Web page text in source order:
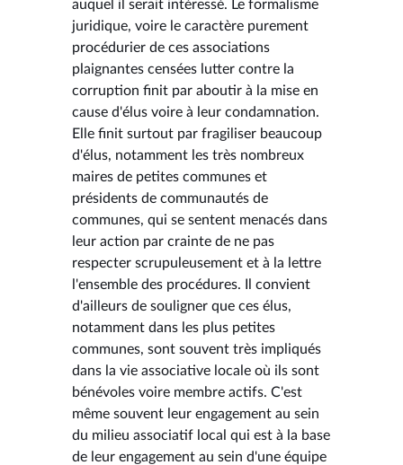
auquel il serait intéressé. Le formalisme
juridique, voire le caractère purement
procédurier de ces associations
plaignantes censées lutter contre la
corruption finit par aboutir à la mise en
cause d'élus voire à leur condamnation.
Elle finit surtout par fragiliser beaucoup
d'élus, notamment les très nombreux
maires de petites communes et
présidents de communautés de
communes, qui se sentent menacés dans
leur action par crainte de ne pas
respecter scrupuleusement et à la lettre
l'ensemble des procédures. Il convient
d'ailleurs de souligner que ces élus,
notamment dans les plus petites
communes, sont souvent très impliqués
dans la vie associative locale où ils sont
bénévoles voire membre actifs. C'est
même souvent leur engagement au sein
du milieu associatif local qui est à la base
de leur engagement au sein d'une équipe